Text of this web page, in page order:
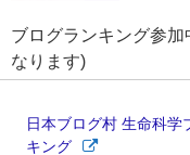
ブログランキング参
なります)
日本ブログ村 生命科学
キング